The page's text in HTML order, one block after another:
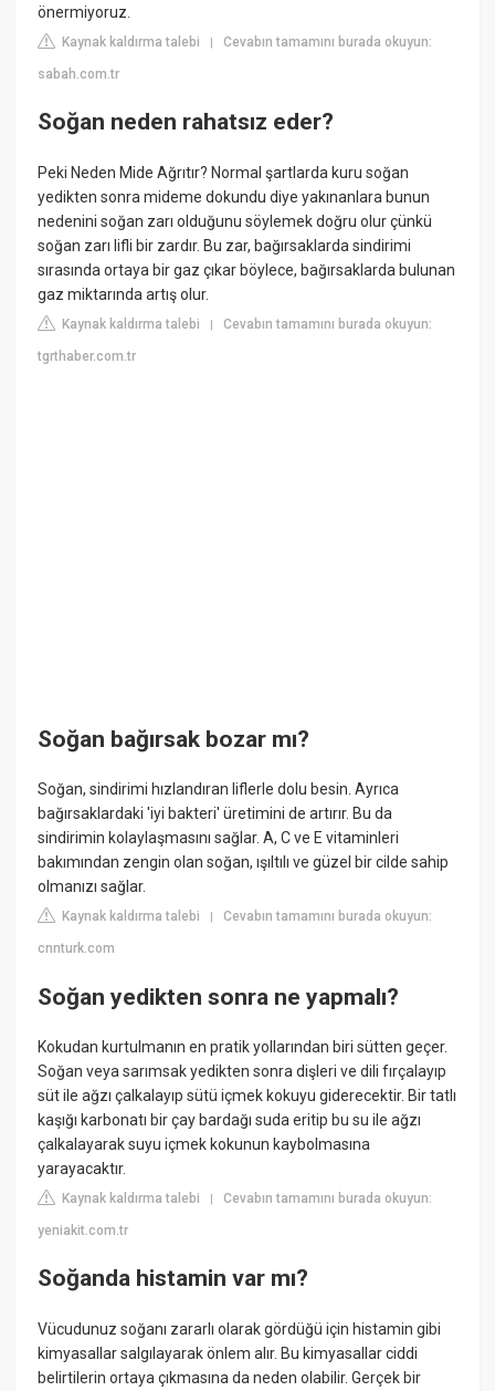
önermiyoruz.
Kaynak kaldırma talebi |Cevabın tamamını burada okuyun:
sabah.com.tr
Soğan neden rahatsız eder?
Peki Neden Mide Ağrıtır? Normal şartlarda kuru soğan
yedikten sonra mideme dokundu diye yakınanlara bunun
nedenini soğan zarı olduğunu söylemek doğru olur çünkü
soğan zarı lifli bir zardır. Bu zar, bağırsaklarda sindirimi
sırasında ortaya bir gaz çıkar böylece, bağırsaklarda bulunan
gaz miktarında artış olur.
Kaynak kaldırma talebi |Cevabın tamamını burada okuyun:
tgrthaber.com.tr
Soğan bağırsak bozar mı?
Soğan, sindirimi hızlandıran liflerle dolu besin. Ayrıca
bağırsaklardaki 'iyi bakteri' üretimini de artırır. Bu da
sindirimin kolaylaşmasını sağlar. A, C ve E vitaminleri
bakımından zengin olan soğan, ışıltılı ve güzel bir cilde sahip
olmanızı sağlar.
Kaynak kaldırma talebi |Cevabın tamamını burada okuyun:
cnnturk.com
Soğan yedikten sonra ne yapmalı?
Kokudan kurtulmanın en pratik yollarından biri sütten geçer.
Soğan veya sarımsak yedikten sonra dişleri ve dili fırçalayıp
süt ile ağzı çalkalayıp sütü içmek kokuyu giderecektir. Bir tatlı
kaşığı karbonatı bir çay bardağı suda eritip bu su ile ağzı
çalkalayarak suyu içmek kokunun kaybolmasına
yarayacaktır.
Kaynak kaldırma talebi |Cevabın tamamını burada okuyun:
yeniakit.com.tr
Soğanda histamin var mı?
Vücudunuz soğanı zararlı olarak gördüğü için histamin gibi
kimyasallar salgılayarak önlem alır. Bu kimyasallar ciddi
belirtilerin ortaya çıkmasına da neden olabilir. Gerçek bir